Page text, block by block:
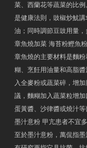
菜、西蘭花等蔬菜的比
是健康法則，豉椒炒魷
油；同時調節豆豉用量，
章魚燒加菜 海苔粉鰹魚
章魚燒的主要材料是麵
糊、烹飪用油量和高脂
入全麥粉或蔬菜碎，增
議，麵糊加入蔬菜粒增
蛋黃醬、沙律醬或燒汁等
墨汁意粉 甲亢患者不宜
至於墨汁意粉，萬侃指